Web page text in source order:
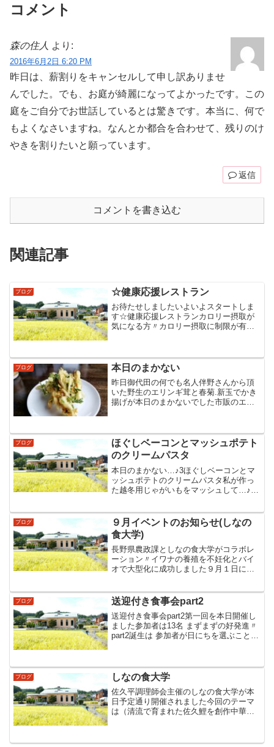
コメント
森の住人 より:
2016年6月2日 6:20 PM
昨日は、薪割りをキャンセルして申し訳ありませ
んでした。でも、お庭が綺麗になってよかったです。この
庭をご自分でお世話しているとは驚きです。本当に、何で
もよくなさいますね。なんとか都合を合わせて、残りのけ
やきを割りたいと願っています。
返信
コメントを書き込む
関連記事
ブログ ☆健康応援レストラン
お待たせしましたいよいよスタートしま
す☆健康応援レストランカロリー摂取が
気になる方〃カロリー摂取に制限が有る
すお店からの提案メニューで定食もご用
意出来ます 美味し...
ブログ 本日のまかない
昨日御代田の何でも名人伴野さんから頂
いた野生のエリンギ茸と春菊.新玉でかき
揚げが本日のまかないでした市販のエリ
ブログ
ほぐしベーコンとマッシュポテト
のクリームパスタ
本日のまかない…♪3ほぐしベーコンとマ
ッシュポテトのクリームパスタ私が作っ
た越冬用じゃがいもをマッシュして…♪5
ブログ
９月イベントのお知らせ(しなの
食大学)
長野県農政課としなの食大学がコラボレ
ーション〃イワナの養殖を不妊化とバイ
オで大型化に成功しました９月１日に長
今回のしなの食大学は地域のお披露目イ
ベントです飲食を担当され...
ブログ 送迎付き食事会part2
送迎付き食事会part2第一回を本日開催し
ました参加者は13名 まずまずの好発進〃
part2誕生は 参加者が日にちを選ぶことが
製砂肝のサラダ◇小籠包◇春巻◇鶏肉
と...
ブログ しなの食大学
佐久平調理師会主催のしなの食大学が本
日予定通り開催されました今回のテーマ
は（清流で育まれた佐久鯉を創作中華で
鯉料理で気になる骨〃骨の存在感を無く